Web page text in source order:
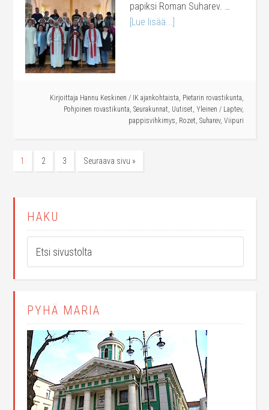
papiksi Roman Suharev. …
[Lue lisää...]
Kirjoittaja Hannu Keskinen / IK ajankohtaista, Pietarin rovastikunta,
Pohjoinen rovastikunta, Seurakunnat, Uutiset, Yleinen / Laptev,
pappisvihkimys, Rozet, Suharev, Viipuri
1 2 3 Seuraava sivu »
HAKU
PYHÄ MARIA